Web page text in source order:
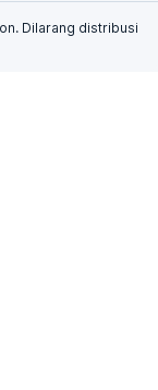
Dilarang distribusi